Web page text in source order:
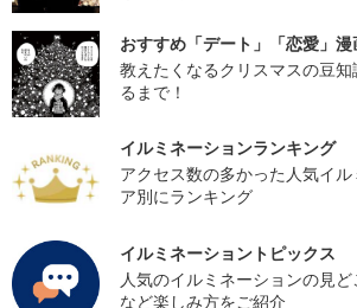
おすすめ「デート」「恋愛」漫
教えたくなるクリスマスの豆
るまで！
イルミネーションランキング
アクセス数の多かった人気イ
ア別にランキング
イルミネーショントピックス
人気のイルミネーションの見
など楽しみ方をご紹介